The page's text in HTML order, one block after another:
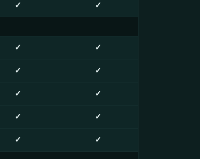
✓ ✓
✓ ✓
✓ ✓
✓ ✓
✓ ✓
✓ ✓